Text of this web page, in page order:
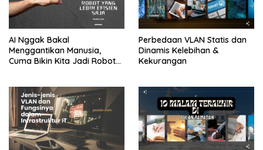
AI Nggak Bakal
Menggantikan Manusia,
Cuma Bikin Kita Jadi Robot
Perbedaan VLAN Statis dan
Dinamis Kelebihan &
Kekurangan